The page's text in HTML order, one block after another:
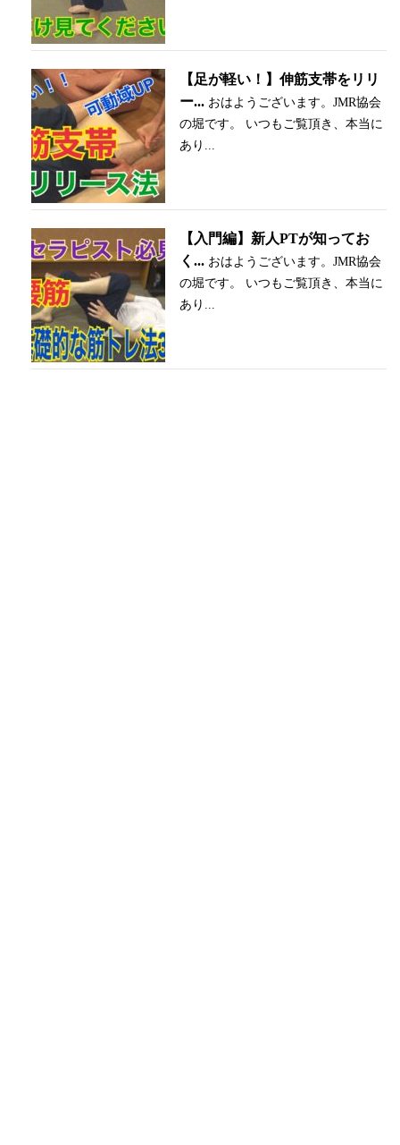
【足が軽い！】伸筋支帯をリリ
ー... おはようございます。JMR協会
の堀です。 いつもご覧頂き、本当に
あり...
【入門編】新人PTが知ってお
く... おはようございます。JMR協会
の堀です。 いつもご覧頂き、本当に
あり...